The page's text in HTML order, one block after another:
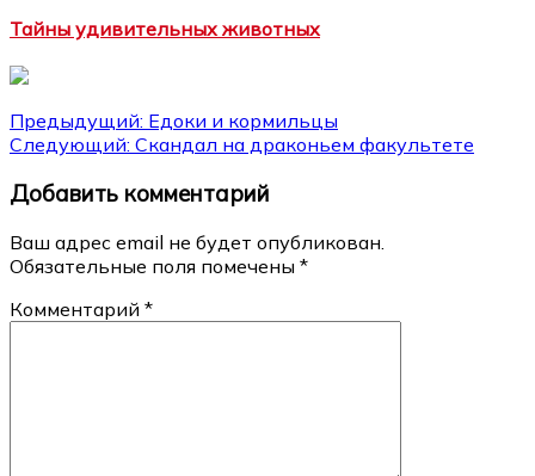
Тайны удивительных животных
Навигация
по
записям
Предыдущий: Едоки и кормильцы
Следующий: Скандал на драконьем факультете
Добавить комментарий
Ваш адрес email не будет опубликован.
Обязательные поля помечены *
Комментарий *